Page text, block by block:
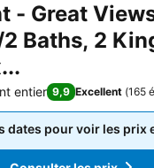
- Great
Baths, 2
entier 9,9 Excellent (165
dates pour voir les prix
dates pour voir les prix